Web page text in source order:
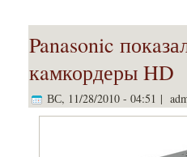
Panasonic
кaмкордеры HD
ВС, 11/28/2010 - 04:51 |